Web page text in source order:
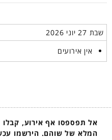
שבת 27 יוני 2026
אין אירועים
אל תפספסו אף אירוע,
המלא של שוהם. הירשמו